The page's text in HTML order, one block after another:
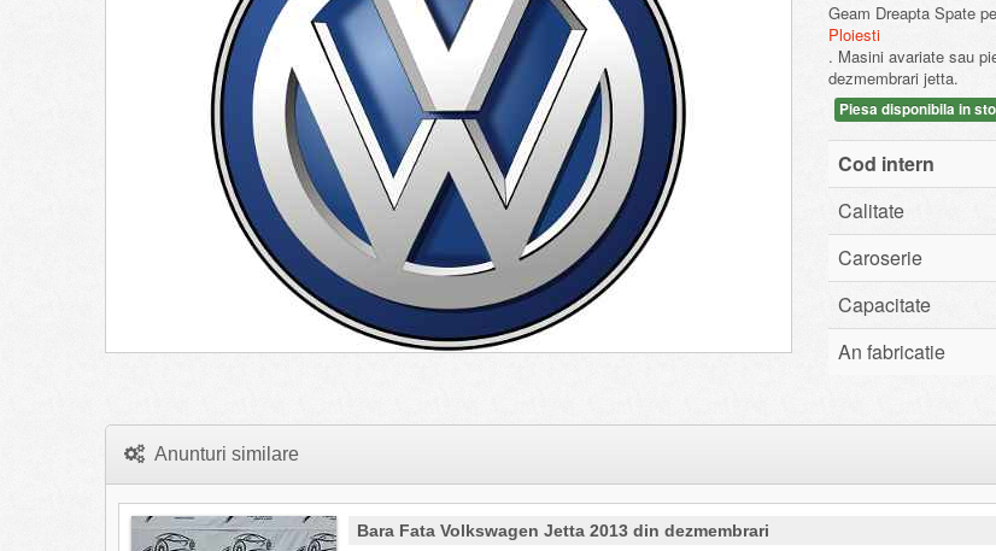
Geam Dreapta Spate
Ploiesti
. Masini avariate sau
dezmembrari jetta.
Piesa disponibila in
Cod intern
Calitate
Caroserie
Capacitate
An fabricatie
Anunturi similare
Bara Fata Volkswagen Jetta 2013 din dezmembrari